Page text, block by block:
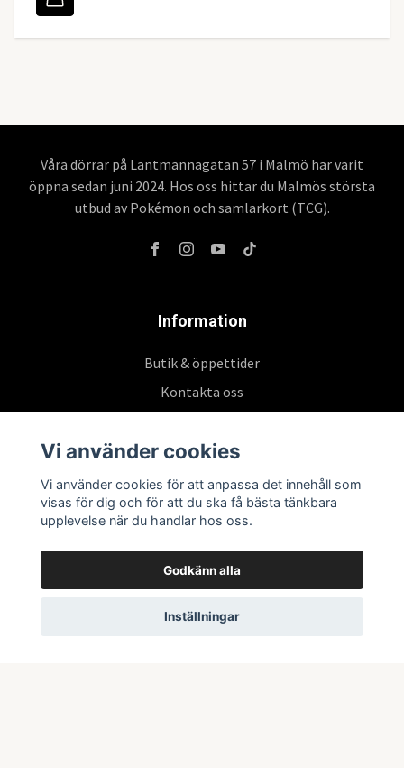
Våra dörrar på Lantmannagatan 57 i Malmö har varit
öppna sedan juni 2024. Hos oss hittar du Malmös största
utbud av Pokémon och samlarkort (TCG).
Information
Butik & öppettider
Kontakta oss
Prenumerera på vårt nyhetsbrev
Vi använder cookies
Vi använder cookies för att anpassa det innehåll som
visas för dig och för att du ska få bästa tänkbara
upplevelse när du handlar hos oss.
Godkänn alla
Inställningar